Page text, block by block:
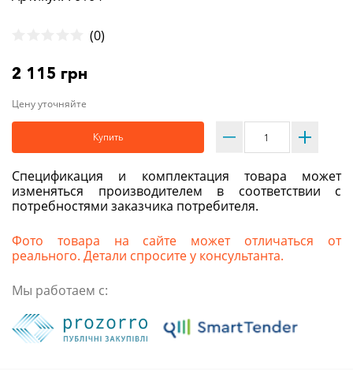
(0)
2 115 грн
Цену уточняйте
Купить
Спецификация и комплектация товара может
изменяться производителем в соответствии с
потребностями заказчика потребителя.
Фото товара на сайте может отличаться от
реального. Детали спросите у консультанта.
Мы работаем с: